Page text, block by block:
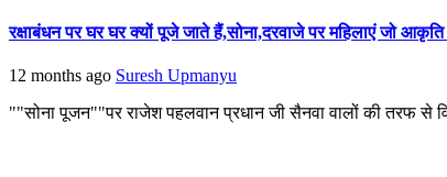
रक्षाबंधन पर घर घर क्यों पूजे जाते हैं,सोना,दरवाजे पर महिलाएं जो
12 months ago Suresh Upmanyu
""सोना पूजन""पर राजेश पहलवान प्रधान जी सैनवा वालों की तरफ से